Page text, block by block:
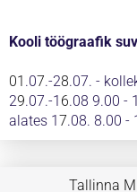
Kooli töögraafik
01 .07.-28.07. -
29.07.-1 6.08 9.00 -
alates 17.08. 8.00 -
Tallinna